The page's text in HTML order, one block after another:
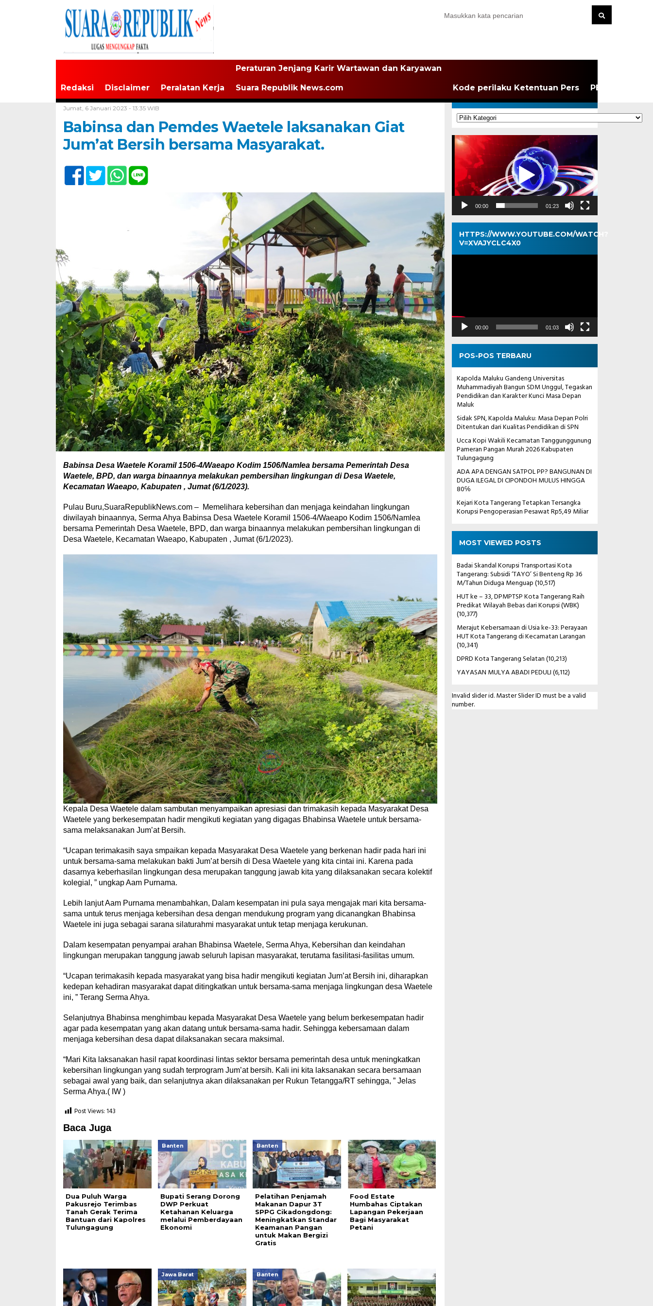
Redaksi Disclaimer Peralatan Kerja
Peraturan Jenjang Karir Wartawan dan Karyawan
Suara Republik News.com Kode perilaku Ketentuan Pers PEDOMAN
Jumat, 6 Januari 2023 - 13:35 WIB
Babinsa dan Pemdes Waetele laksanakan Giat
Jum’at Bersih bersama Masyarakat.
Babinsa Desa Waetele Koramil 1506-4/Waeapo Kodim 1506/Namlea bersama Pemerintah Desa
Waetele, BPD, dan warga binaannya melakukan pembersihan lingkungan di Desa Waetele,
Kecamatan Waeapo, Kabupaten , Jumat (6/1/2023).
Pulau Buru,SuaraRepublikNews.com – Memelihara kebersihan dan menjaga keindahan lingkungan
diwilayah binaannya, Serma Ahya Babinsa Desa Waetele Koramil 1506-4/Waeapo Kodim 1506/Namlea
bersama Pemerintah Desa Waetele, BPD, dan warga binaannya melakukan pembersihan lingkungan di
Desa Waetele, Kecamatan Waeapo, Kabupaten , Jumat (6/1/2023).
Kepala Desa Waetele dalam sambutan menyampaikan apresiasi dan trimakasih kepada Masyarakat Desa
Waetele yang berkesempatan hadir mengikuti kegiatan yang digagas Bhabinsa Waetele untuk bersama-
sama melaksanakan Jum’at Bersih.
“Ucapan terimakasih saya smpaikan kepada Masyarakat Desa Waetele yang berkenan hadir pada hari ini
untuk bersama-sama melakukan bakti Jum’at bersih di Desa Waetele yang kita cintai ini. Karena pada
dasarnya keberhasilan lingkungan desa merupakan tanggung jawab kita yang dilaksanakan secara kolektif
kolegial, ” ungkap Aam Purnama.
Lebih lanjut Aam Purnama menambahkan, Dalam kesempatan ini pula saya mengajak mari kita bersama-
sama untuk terus menjaga kebersihan desa dengan mendukung program yang dicanangkan Bhabinsa
Waetele ini juga sebagai sarana silaturahmi masyarakat untuk tetap menjaga kerukunan.
Dalam kesempatan penyampai arahan Bhabinsa Waetele, Serma Ahya, Kebersihan dan keindahan
lingkungan merupakan tanggung jawab seluruh lapisan masyarakat, terutama fasilitasi-fasilitas umum.
“Ucapan terimakasih kepada masyarakat yang bisa hadir mengikuti kegiatan Jum’at Bersih ini, diharapkan
kedepan kehadiran masyarakat dapat ditingkatkan untuk bersama-sama menjaga lingkungan desa Waetele
ini, ” Terang Serma Ahya.
Selanjutnya Bhabinsa menghimbau kepada Masyarakat Desa Waetele yang belum berkesempatan hadir
agar pada kesempatan yang akan datang untuk bersama-sama hadir. Sehingga kebersamaan dalam
menjaga kebersihan desa dapat dilaksanakan secara maksimal.
“Mari Kita laksanakan hasil rapat koordinasi lintas sektor bersama pemerintah desa untuk meningkatkan
kebersihan lingkungan yang sudah terprogram Jum’at bersih. Kali ini kita laksanakan secara bersamaan
sebagai awal yang baik, dan selanjutnya akan dilaksanakan per Rukun Tetangga/RT sehingga, ” Jelas
Serma Ahya.( IW )
Post Views: 143
Baca Juga
Dua Puluh Warga
Pakusrejo Terimbas
Tanah Gerak Terima
Bantuan dari Kapolres
Tulungagung
Banten
Bupati Serang Dorong
DWP Perkuat
Ketahanan Keluarga
melalui Pemberdayaan
Ekonomi
Banten
Pelatihan Penjamah
Makanan Dapur 3T
SPPG Cikadongdong:
Meningkatkan Standar
Keamanan Pangan
untuk Makan Bergizi
Gratis
Food Estate
Humbahas Ciptakan
Lapangan Pekerjaan
Bagi Masyarakat
Petani
Jawa Barat Banten
KATEGORI
Kategori
Pemutar
Video
00:00 01:23
HTTPS://WWW.YOUTUBE.COM/WATCH?
V=XVAJYCLC4X0
Pemutar
00:00 01:03
POS-POS TERBARU
Kapolda Maluku Gandeng Universitas
Muhammadiyah Bangun SDM Unggul, Tegaskan
Pendidikan dan Karakter Kunci Masa Depan
Maluk
Sidak SPN, Kapolda Maluku: Masa Depan Polri
Ditentukan dari Kualitas Pendidikan di SPN
Ucca Kopi Wakili Kecamatan Tanggunggunung
Pameran Pangan Murah 2026 Kabupaten
Tulungagung
ADA APA DENGAN SATPOL PP? BANGUNAN DI
DUGA ILEGAL DI CIPONDOH MULUS HINGGA
80℅
Kejari Kota Tangerang Tetapkan Tersangka
Korupsi Pengoperasian Pesawat Rp5,49 Miliar
MOST VIEWED POSTS
Badai Skandal Korupsi Transportasi Kota
Tangerang: Subsidi ‘TAYO’ Si Benteng Rp 36
M/Tahun Diduga Menguap(10,517)
HUT ke – 33, DPMPTSP Kota Tangerang Raih
Predikat Wilayah Bebas dari Korupsi (WBK)
(10,377)
Merajut Kebersamaan di Usia ke-33: Perayaan
HUT Kota Tangerang di Kecamatan Larangan
(10,341)
DPRD Kota Tangerang Selatan(10,213)
YAYASAN MULYA ABADI PEDULI(6,112)
Invalid slider id. Master Slider ID must be a valid
number.